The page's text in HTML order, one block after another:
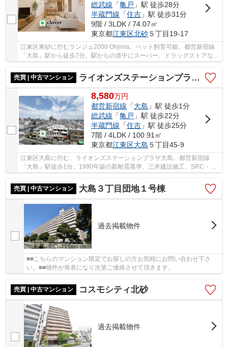
総武線 「亀戸 」駅 徒歩28分
半蔵門線 「住吉 」駅 徒歩31分
9階 / 3LDK / 74.07㎡
東京都江東区北砂５丁目19-17
江東区東砂に佇むランジュ2000 Ohjima。ペット飼育可能。都営新宿線
「大島」駅から徒歩7分。駅からの道中にスーパー、ドラッグストアなど
売買 | 中古マンション
ライオンズステーションプラザ大島
8,580万円
都営新宿線 「大島 」駅 徒歩1分
総武線 「亀戸 」駅 徒歩22分
半蔵門線 「住吉 」駅 徒歩25分
7階 / 4LDK / 100.91㎡
東京都江東区大島 ５丁目45-9
江東区大島に佇む、ライオンズステーションプラザ大島。都営新宿線
「大島」駅徒歩1分。1990年築の新耐震基準、三井建設施工、SRC・RC
売買 | 中古マンション
大島３丁目団地１号棟
過去掲載物件
■■こちらのマンション限定でお探しの方お気軽にお問い合わせ下さ
い。■■物件が発表になり次第ご連絡させて頂きます。
売買 | 中古マンション コスモシティ北砂
過去掲載物件